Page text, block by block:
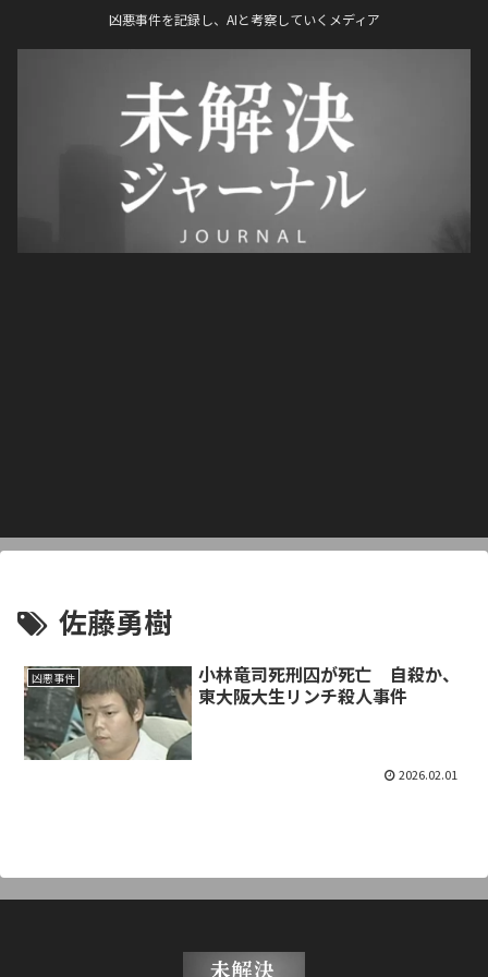
凶悪事件を記録し、AIと考察していくメディア
佐藤勇樹
凶悪事件
小林竜司死刑囚が死亡 自殺か、
東大阪大生リンチ殺人事件
2026.02.01